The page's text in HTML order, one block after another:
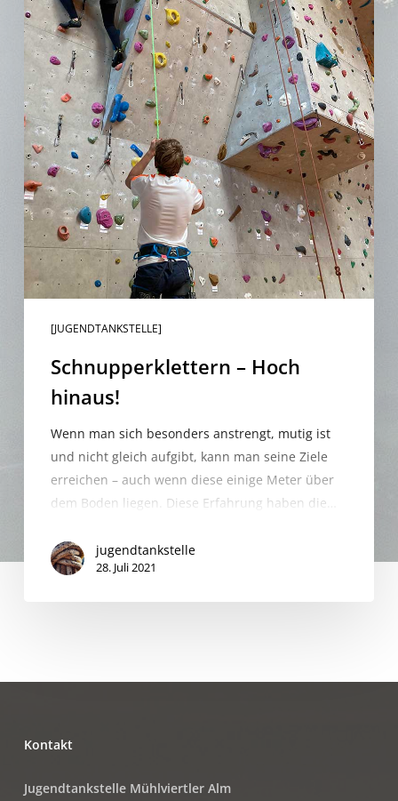
[JUGENDTANKSTELLE]
Schnupperklettern – Hoch
hinaus!
Wenn man sich besonders anstrengt, mutig ist
und nicht gleich aufgibt, kann man seine Ziele
erreichen – auch wenn diese einige Meter über
dem Boden liegen. Diese Erfahrung haben die…
jugendtankstelle
28. Juli 2021
Kontakt
Jugendtankstelle Mühlviertler Alm